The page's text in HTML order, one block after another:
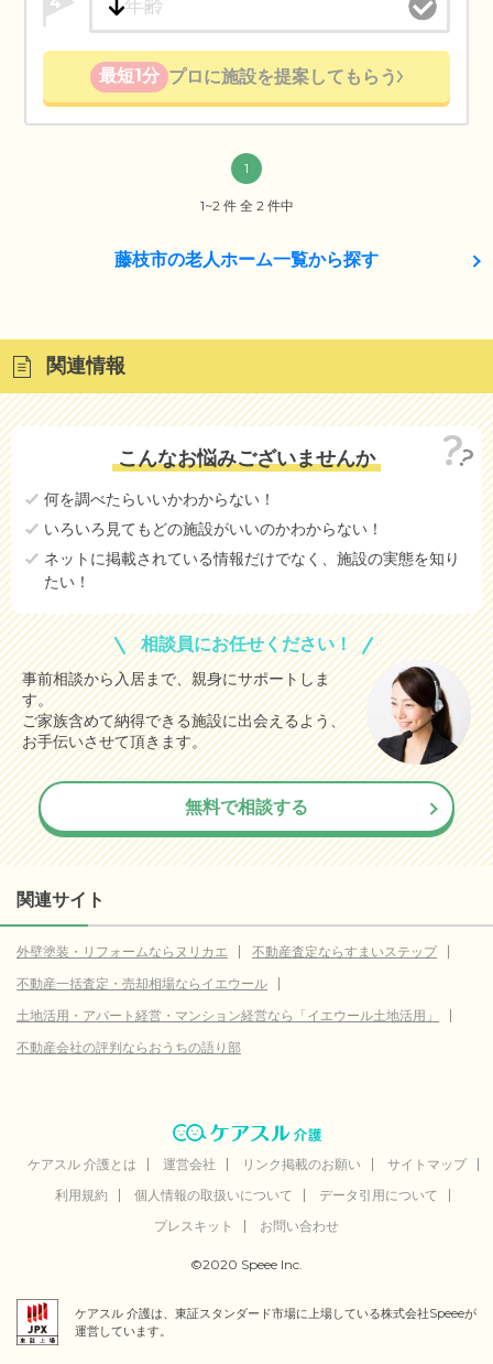
最短1分 プロに施設を提案してもらう
1
1~2 件 全 2 件中
藤枝市の老人ホーム一覧から探す
関連情報
こんなお悩みございませんか
何を調べたらいいかわからない！
いろいろ見てもどの施設がいいのかわからない！
ネットに掲載されている情報だけでなく、施設の実態を知り
たい！
相談員にお任せください！
事前相談から入居まで、親身にサポートしま
す。
ご家族含めて納得できる施設に出会えるよう、
お手伝いさせて頂きます。
無料で相談する
関連サイト
外壁塗装・リフォームならヌリカエ
不動産査定ならすまいステップ
不動産一括査定・売却相場ならイエウール
土地活用・アパート経営・マンション経営なら「イエウール土地活用」
不動産会社の評判ならおうちの語り部
ケアスル 介護とは 運営会社 リンク掲載のお願い
サイトマップ
利用規約
個人情報の取扱いについて
データ引用について
プレスキット
お問い合わせ
©2020 Speee Inc.
ケアスル 介護は、東証スタンダード市場に上場している株式会社Speeeが
運営しています。